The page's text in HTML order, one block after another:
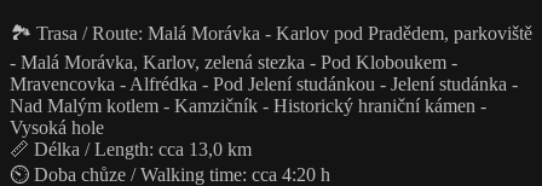
🏞️ Trasa / Route: Malá Morávka - Karlov pod Pradědem, parkoviště
- Malá Morávka, Karlov, zelená stezka - Pod Kloboukem -
Mravencovka - Alfrédka - Pod Jelení studánkou - Jelení studánka -
Nad Malým kotlem - Kamzičník - Historický hraniční kámen -
Vysoká hole
📏 Délka / Length: cca 13,0 km
⏲️ Doba chůze / Walking time: cca 4:20 h